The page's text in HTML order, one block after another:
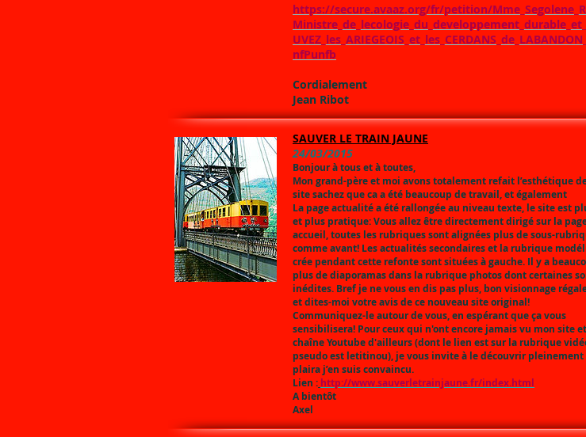
https://secure.avaaz.org/fr/petition/
nfPunfb
Cordialement
Jean Ribot
SAUVER LE TRAIN JAUNE
24/03/2015
Bonjour à tous et à toutes,
Mon grand-père et moi avons totalement refait l’esthétique
site sachez que ca a été beaucoup de travail, et également
La page actualité a été rallongée au niveau texte, le site est
et plus pratique: Vous allez être directement dirigé sur la
accueil, toutes les rubriques sont alignées plus de sous-
comme avant! Les actualités secondaires et la rubrique
crée pendant cette refonte sont situées à gauche. Il y a
plus de diaporamas dans la rubrique photos dont certaines
inédites. Bref je ne vous en dis pas plus, bon visionnage
et dites-moi votre avis de ce nouveau site original!
Communiquez-le autour de vous, en espérant que ça vous
sensibilisera! Pour ceux qui n'ont encore jamais vu mon site
chaîne Youtube d'ailleurs (dont le lien est sur la rubrique
pseudo est letitinou), je vous invite à le découvrir pleinement
plaira j’en suis convaincu.
Lien : http://www.sauverletrainjaune.fr/index.html
A bientôt
Axel